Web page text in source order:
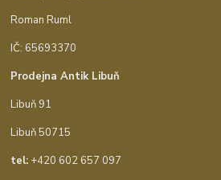
Roman Ruml
IČ: 65693370
Prodejna Antik Libuň
Libuň 91
Libuň 50715
tel: +420 602 657 097